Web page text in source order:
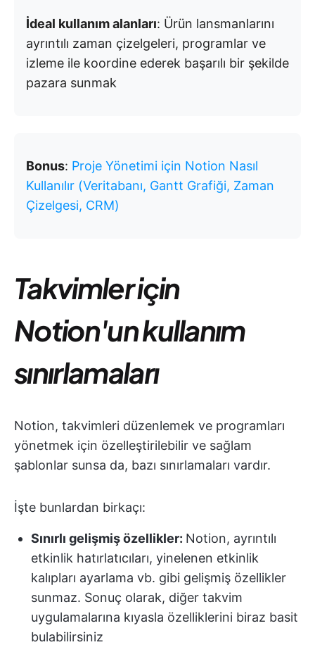
İdeal kullanım alanları: Ürün lansmanlarını
ayrıntılı zaman çizelgeleri, programlar ve
izleme ile koordine ederek başarılı bir şekilde
pazara sunmak
Bonus: Proje Yönetimi için Notion Nasıl
Kullanılır (Veritabanı, Gantt Grafiği, Zaman
Çizelgesi, CRM)
Takvimler için
Notion'un kullanım
sınırlamaları
Notion, takvimleri düzenlemek ve programları
yönetmek için özelleştirilebilir ve sağlam
şablonlar sunsa da, bazı sınırlamaları vardır.
İşte bunlardan birkaçı:
Sınırlı gelişmiş özellikler: Notion, ayrıntılı
etkinlik hatırlatıcıları, yinelenen etkinlik
kalıpları ayarlama vb. gibi gelişmiş özellikler
sunmaz. Sonuç olarak, diğer takvim
uygulamalarına kıyasla özelliklerini biraz basit
bulabilirsiniz